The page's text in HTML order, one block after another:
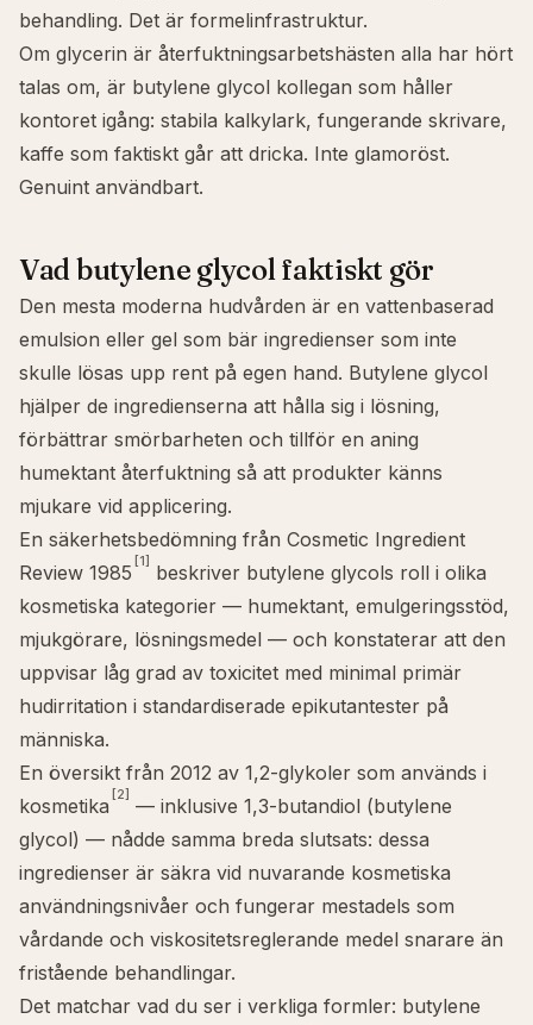
behandling. Det är formelinfrastruktur.
Om glycerin är återfuktningsarbetshästen alla har hört
talas om, är butylene glycol kollegan som håller
kontoret igång: stabila kalkylark, fungerande skrivare,
kaffe som faktiskt går att dricka. Inte glamoröst.
Genuint användbart.
Vad butylene glycol faktiskt gör
Den mesta moderna hudvården är en vattenbaserad
emulsion eller gel som bär ingredienser som inte
skulle lösas upp rent på egen hand. Butylene glycol
hjälper de ingredienserna att hålla sig i lösning,
förbättrar smörbarheten och tillför en aning
humektant återfuktning så att produkter känns
mjukare vid applicering.
En säkerhetsbedömning från Cosmetic Ingredient
Review 1985 [1] beskriver butylene glycols roll i olika
kosmetiska kategorier — humektant, emulgeringsstöd,
mjukgörare, lösningsmedel — och konstaterar att den
uppvisar låg grad av toxicitet med minimal primär
hudirritation i standardiserade epikutantester på
människa.
En översikt från 2012 av 1,2-glykoler som används i
kosmetika [2] — inklusive 1,3-butandiol (butylene
glycol) — nådde samma breda slutsats: dessa
ingredienser är säkra vid nuvarande kosmetiska
användningsnivåer och fungerar mestadels som
vårdande och viskositetsreglerande medel snarare än
fristående behandlingar.
Det matchar vad du ser i verkliga formler: butylene